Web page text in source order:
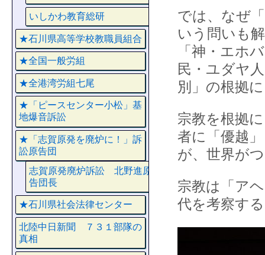
では、なぜ
いう問いも
「神・エホ
民・ユダヤ
別」の根拠
宗教を根拠
者に「優越
が、世界が
宗教は「ア
代を考察す
いしかわ教育総研
★石川県高等学校教職員組合
★全国一般労組
★全港湾労組七尾
★「ピースセンター小松」基
地爆音訴訟
★「志賀原発を廃炉に！」訴
訟原告団
志賀原発廃炉訴訟 北野進原
告団長
★石川県社会法律センター
北陸中日新聞 ７３１部隊の
真相